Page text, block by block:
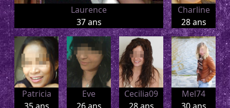
Laurence
37 ans
Charline
28 ans
Patricia
35 ans
Eve
26 ans
Cecilia09
28 ans
Mel74
30 ans